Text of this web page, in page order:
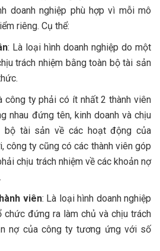
doanh nghiệp phù hợp vì mỗi mô
riêng. Cụ thể:
: Là loại hình doanh nghiệp do một
trách nhiệm bằng toàn bộ tài sản
công ty phải có ít nhất 2 thành viên
nhau đứng tên, kinh doanh và chịu
bộ tài sản về các hoạt động của
công ty cũng có các thành viên góp
chịu trách nhiệm về các khoản nợ
viên: Là loại hình doanh nghiệp
chức đứng ra làm chủ và chịu trách
nợ của công ty tương ứng với số